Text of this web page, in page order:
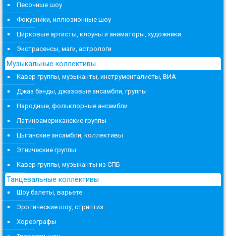
Песочные шоу
Фокусники, иллюзионные шоу
Цирковые артисты, клоуны и аниматоры, художники
Экстрасенсы, маги, астрологи
Музыкальные коллективы
Кавер группы, музыканты, инструменталисты, ВИА
Джаз бэнды, джазовые ансамбли, группы
Народные, фольклорные ансамбли
Латиноамериканские группы
Цыганские ансамбли, коллективы
Этнические группы
Кавер группы, музыканты из СПБ
Танцевальные коллективы
Шоу балеты, варьете
Эротические шоу, стриптиз
Хореографы